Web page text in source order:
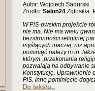
Autor: Wojciech Sadurski
Źrodło: Salon24Zgłosił/a:
W PiS-owskim projekcie
nie ma. Nie ma wielu
bezstronności religijnej
myślących inaczej, niż
pominięć należy m.in.
którym „przekonania
pozwalają na odbywanie
Konstytucję. Uprawnienie
PiS. Inne pominięcie
Do tekstu..